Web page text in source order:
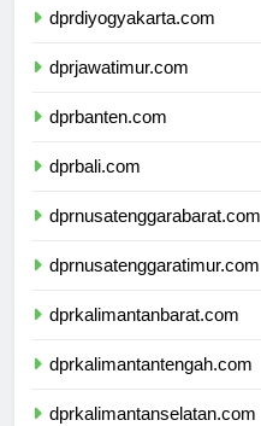
dprdiyogyakarta.com
dprjawatimur.com
dprbanten.com
dprbali.com
dprnusatenggarabarat.com
dprnusatenggaratimur.com
dprkalimantanbarat.com
dprkalimantantengah.com
dprkalimantanselatan.com